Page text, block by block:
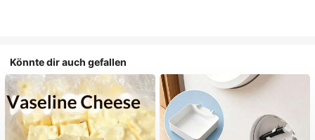
Könnte dir auch gefallen